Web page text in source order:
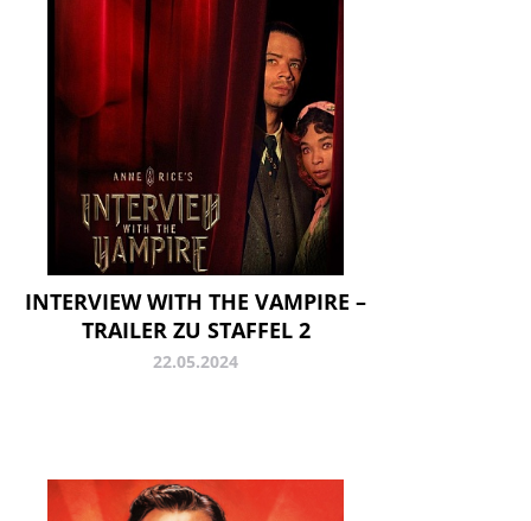
INTERVIEW WITH THE VAMPIRE –
TRAILER ZU STAFFEL 2
22.05.2024